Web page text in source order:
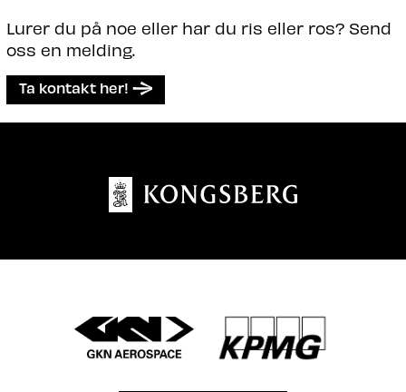
Lurer du på noe eller har du ris eller ros? Send
oss en melding.
Ta kontakt her!